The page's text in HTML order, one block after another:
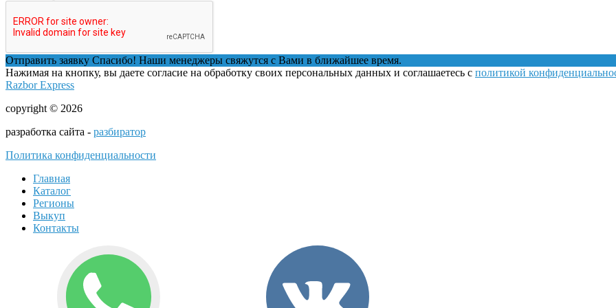
Отправить заявку Спасибо! Наши менеджеры свяжутся с Вами в ближайшее время.
Нажимая на кнопку, вы даете согласие на обработку своих персональных данных и соглашаетесь с политикой
Razbor Express
copyright © 2026
разработка сайта - разбиратор
Политика конфиденциальности
Главная
Каталог
Регионы
Выкуп
Контакты